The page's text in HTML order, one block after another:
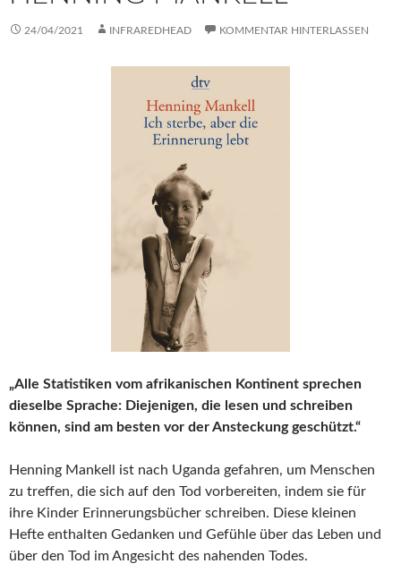
24/04/2021 INFRAREDHEAD KOMMENTAR HINTERLASSEN
„Alle Statistiken vom afrikanischen Kontinent sprechen
dieselbe Sprache: Diejenigen, die lesen und schreiben
können, sind am besten vor der Ansteckung geschützt.“
Henning Mankell ist nach Uganda gefahren, um Menschen
zu treffen, die sich auf den Tod vorbereiten, indem sie für
ihre Kinder Erinnerungsbücher schreiben. Diese kleinen
Hefte enthalten Gedanken und Gefühle über das Leben und
über den Tod im Angesicht des nahenden Todes.